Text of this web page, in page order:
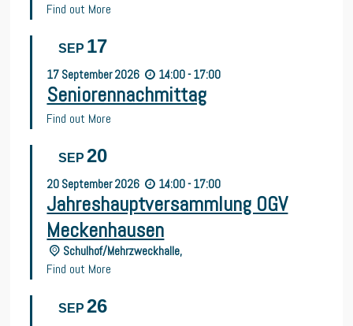
Find out More
SEP 17
17 September2026 14:00 - 17:00
Seniorennachmittag
Find out More
SEP 20
20 September2026 14:00 - 17:00
Jahreshauptversammlung OGV
Meckenhausen
Schulhof/Mehrzweckhalle,
Find out More
SEP 26